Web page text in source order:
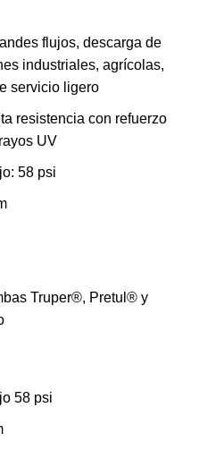
flujos, descarga de
industriales, agrícolas,
servicio ligero
resistencia con refuerzo
UV
58 psi
Truper®, Pretul® y
58 psi